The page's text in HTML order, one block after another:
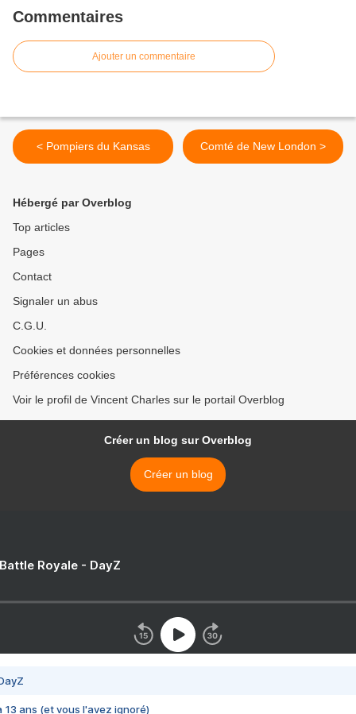
Commentaires
Ajouter un commentaire
< Pompiers du Kansas Comté de New London >
Hébergé par Overblog
Top articles
Pages
Contact
Signaler un abus
C.G.U.
Cookies et données personnelles
Préférences cookies
Voir le profil de Vincent Charles sur le portail Overblog
Créer un blog sur Overblog
Créer un blog
Royale - DayZ
13 ans (et vous l'avez ignoré)